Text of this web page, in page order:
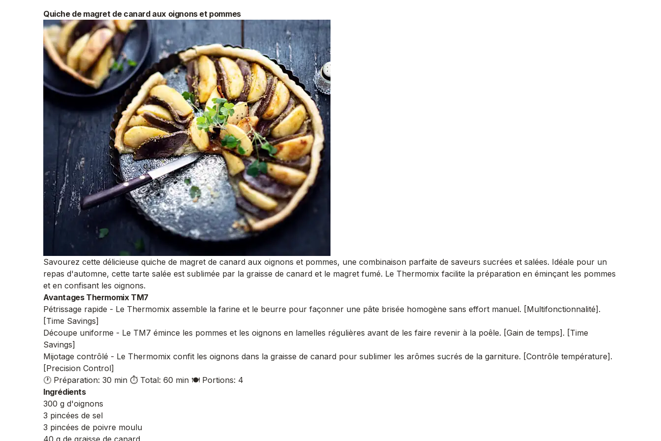
Quiche de magret de canard aux oignons et pommes
Savourez cette délicieuse quiche de magret de canard aux oignons et pommes, une combinaison parfaite de saveurs sucrées et salées. Idéale pour un
repas d'automne, cette tarte salée est sublimée par la graisse de canard et le magret fumé. Le Thermomix facilite la préparation en éminçant les pommes
et en confisant les oignons.
Avantages Thermomix TM7
Pétrissage rapide - Le Thermomix assemble la farine et le beurre pour façonner une pâte brisée homogène sans effort manuel. [Multifonctionnalité].
[Time Savings]
Découpe uniforme - Le TM7 émince les pommes et les oignons en lamelles régulières avant de les faire revenir à la poêle. [Gain de temps]. [Time
Savings]
Mijotage contrôlé - Le Thermomix confit les oignons dans la graisse de canard pour sublimer les arômes sucrés de la garniture. [Contrôle température].
[Precision Control]
🕐 Préparation: 30 min ⏱️ Total: 60 min 🍽️ Portions: 4
Ingrédients
300 g d'oignons
3 pincées de sel
3 pincées de poivre moulu
40 g de graisse de canard